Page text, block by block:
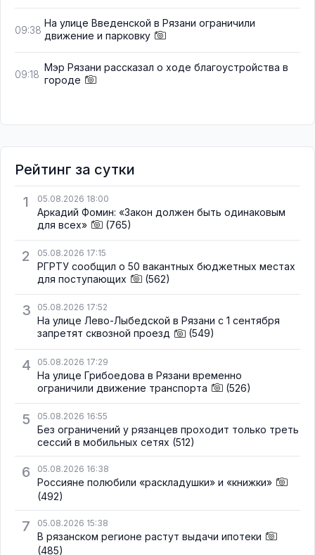
09:38
На улице Введенской в Рязани ограничили
движение и парковку
09:18
Мэр Рязани рассказал о ходе благоустройства в
городе
Рейтинг за сутки
1
05.08.2026 18:00
Аркадий Фомин: «Закон должен быть одинаковым
для всех»
(765)
2 05.08.2026 17:15
РГРТУ сообщил о 50 вакантных бюджетных местах
для поступающих
(562)
3 05.08.2026 17:52
На улице Лево-Лыбедской в Рязани с 1 сентября
запретят сквозной проезд
(549)
4 05.08.2026 17:29
На улице Грибоедова в Рязани временно
ограничили движение транспорта
(526)
5 05.08.2026 16:55
Без ограничений у рязанцев проходит только треть
сессий в мобильных сетях (512)
6 05.08.2026 16:38
Россияне полюбили «раскладушки» и «книжки»
(492)
7 05.08.2026 15:38
В рязанском регионе растут выдачи ипотеки
(485)